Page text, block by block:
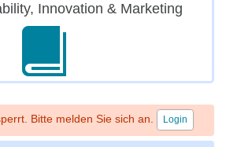
Innovation & Marketing
Bitte melden Sie sich an. Login